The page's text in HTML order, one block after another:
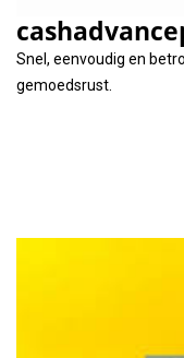
Snel, eenvoudig en
gemoedsrust.